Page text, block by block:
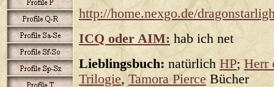
http://home.nexgo.de/
ICQ oder AIM: hab ich net
Lieblingsbuch: natürlich HP;Herr
Trilogie,Tamora PierceBücher